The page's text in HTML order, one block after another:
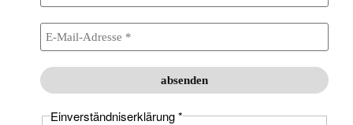
Einverständniserklärung*